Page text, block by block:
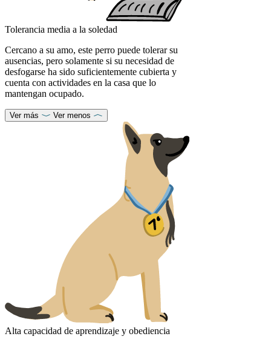
Tolerancia media a la soledad
Cercano a su amo, este perro puede tolerar su
ausencias, pero solamente si su necesidad de
desfogarse ha sido suficientemente cubierta y
cuenta con actividades en la casa que lo
mantengan ocupado.
Ver más Ver menos
Alta capacidad de aprendizaje y obediencia